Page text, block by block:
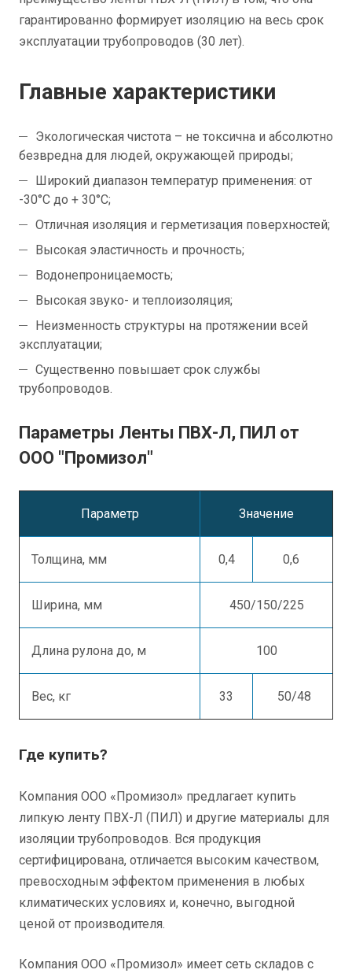
гарантированно формирует изоляцию на весь срок
эксплуатации трубопроводов (30 лет).
Главные характеристики
Экологическая чистота – не токсична и абсолютно
безвредна для людей, окружающей природы;
Широкий диапазон температур применения: от
-30°С до + 30°С;
Отличная изоляция и герметизация поверхностей;
Высокая эластичность и прочность;
Водонепроницаемость;
Высокая звуко- и теплоизоляция;
Неизменность структуры на протяжении всей
эксплуатации;
Существенно повышает срок службы
трубопроводов.
Параметры Ленты ПВХ-Л, ПИЛ от
ООО "Промизол"
Параметр Значение
Толщина, мм 0,4 0,6
Ширина, мм 450/150/225
Длина рулона до, м 100
Вес, кг 33 50/48
Где купить?
Компания ООО «Промизол» предлагает купить
липкую ленту ПВХ-Л (ПИЛ) и другие материалы для
изоляции трубопроводов. Вся продукция
сертифицирована, отличается высоким качеством,
превосходным эффектом применения в любых
климатических условиях и, конечно, выгодной
ценой от производителя.
Компания ООО «Промизол» имеет сеть складов с